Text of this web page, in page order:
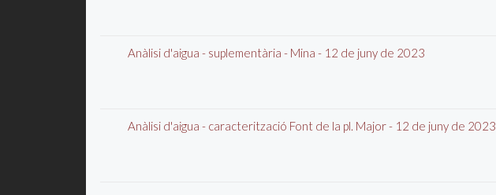
Anàlisi d'aigua - suplementària - Mina - 12 de juny de 2023
Anàlisi d'aigua - caracterització Font de la pl. Major - 12 de juny de 2023